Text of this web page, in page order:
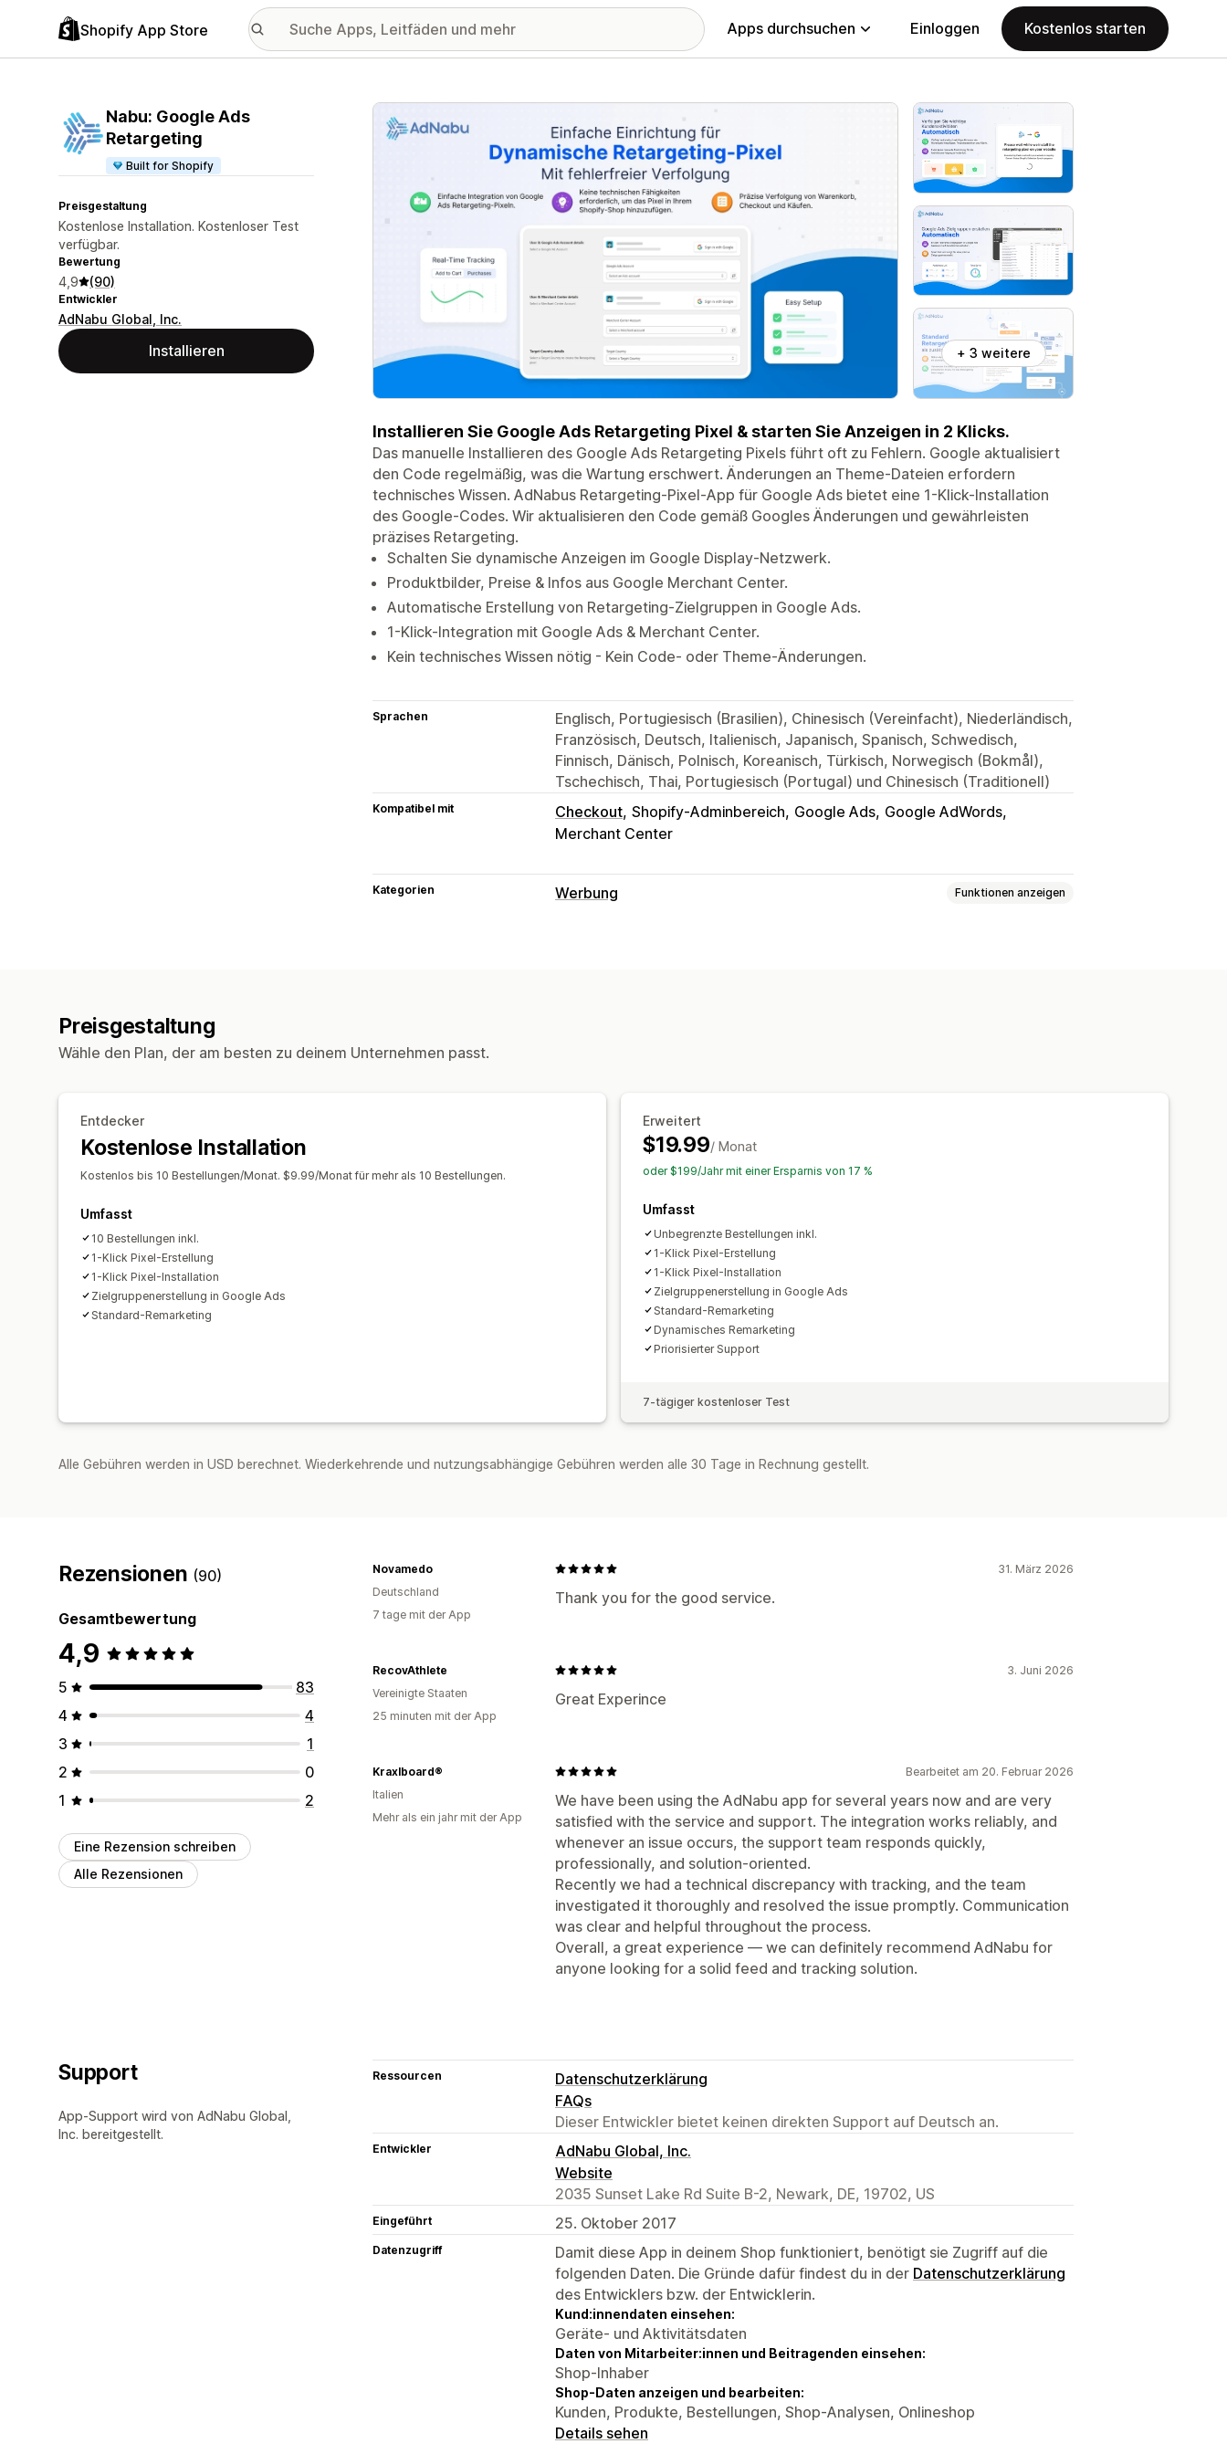
Shopify App Store Apps durchsuchen Einloggen Kostenlos starten
Nabu: Google Ads
Retargeting
Built for Shopify
Preisgestaltung
Kostenlose Installation. Kostenloser Test
verfügbar.
Bewertung
4,9 (90)
Entwickler
AdNabu Global, Inc.
Installieren
Vorgestellte Bildergalerie
+ 3 weitere
Installieren Sie Google Ads Retargeting Pixel & starten Sie Anzeigen in 2 Klicks.
Das manuelle Installieren des Google Ads Retargeting Pixels führt oft zu Fehlern. Google aktualisiert
den Code regelmäßig, was die Wartung erschwert. Änderungen an Theme-Dateien erfordern
technisches Wissen. AdNabus Retargeting-Pixel-App für Google Ads bietet eine 1-Klick-Installation
des Google-Codes. Wir aktualisieren den Code gemäß Googles Änderungen und gewährleisten
präzises Retargeting.
Schalten Sie dynamische Anzeigen im Google Display-Netzwerk.
Produktbilder, Preise & Infos aus Google Merchant Center.
Automatische Erstellung von Retargeting-Zielgruppen in Google Ads.
1-Klick-Integration mit Google Ads & Merchant Center.
Kein technisches Wissen nötig - Kein Code- oder Theme-Änderungen.
Sprachen
Englisch, Portugiesisch (Brasilien), Chinesisch (Vereinfacht), Niederländisch,
Französisch, Deutsch, Italienisch, Japanisch, Spanisch, Schwedisch,
Finnisch, Dänisch, Polnisch, Koreanisch, Türkisch, Norwegisch (Bokmål),
Tschechisch, Thai, Portugiesisch (Portugal) und Chinesisch (Traditionell)
Kompatibel mit Checkout Shopify-Adminbereich Google Ads Google AdWords
Merchant Center
Kategorien Werbung Funktionen anzeigen
Traffic-Quelle
Preisgestaltung
Wähle den Plan, der am besten zu deinem Unternehmen passt.
Entdecker
Kostenlose Installation
Kostenlos bis 10 Bestellungen/Monat. $9.99/Monat für mehr als 10 Bestellungen.
Umfasst
10 Bestellungen inkl.
1-Klick Pixel-Erstellung
1-Klick Pixel-Installation
Zielgruppenerstellung in Google Ads
Standard-Remarketing
Erweitert
$19.99/ Monat
oder $199/Jahr mit einer Ersparnis von 17 %
Umfasst
Unbegrenzte Bestellungen inkl.
1-Klick Pixel-Erstellung
1-Klick Pixel-Installation
Zielgruppenerstellung in Google Ads
Standard-Remarketing
Dynamisches Remarketing
Priorisierter Support
7-tägiger kostenloser Test
Alle Gebühren werden in USD berechnet. Wiederkehrende und nutzungsabhängige Gebühren werden alle 30 Tage in Rechnung gestellt.
Rezensionen (90)
Gesamtbewertung
4,9
5
83
4
4
3
1
2
0
1
2
Eine Rezension schreiben
Alle Rezensionen
31. März 2026
Thank you for the good service.
Novamedo
Deutschland
7 tage mit der App
3. Juni 2026
Great Experince
RecovAthlete
Vereinigte Staaten
25 minuten mit der App
Bearbeitet am 20. Februar 2026
We have been using the AdNabu app for several years now and are very
satisfied with the service and support. The integration works reliably, and
whenever an issue occurs, the support team responds quickly,
professionally, and solution-oriented.
Recently we had a technical discrepancy with tracking, and the team
investigated it thoroughly and resolved the issue promptly. Communication
was clear and helpful throughout the process.
Overall, a great experience — we can definitely recommend AdNabu for
anyone looking for a solid feed and tracking solution.
Kraxlboard®
Italien
Mehr als ein jahr mit der App
Support
App-Support wird von AdNabu Global,
Inc. bereitgestellt.
Ressourcen
Datenschutzerklärung
FAQs
Dieser Entwickler bietet keinen direkten Support auf Deutsch an.
Entwickler
AdNabu Global, Inc.
Website
2035 Sunset Lake Rd Suite B-2, Newark, DE, 19702, US
Eingeführt 25. Oktober 2017
Datenzugriff
Damit diese App in deinem Shop funktioniert, benötigt sie Zugriff auf die
folgenden Daten. Die Gründe dafür findest du in der Datenschutzerklärung
des Entwicklers bzw. der Entwicklerin.
Kund:innendaten einsehen:
Geräte- und Aktivitätsdaten
Daten von Mitarbeiter:innen und Beitragenden einsehen:
Shop-Inhaber
Shop-Daten anzeigen und bearbeiten:
Kunden, Produkte, Bestellungen, Shop-Analysen, Onlineshop
Details sehen